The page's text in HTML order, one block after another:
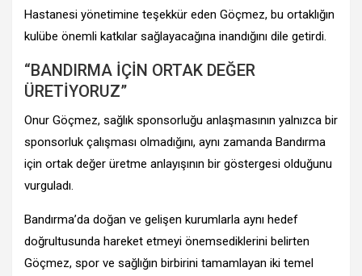
Hastanesi yönetimine teşekkür eden Göçmez, bu ortaklığın
kulübe önemli katkılar sağlayacağına inandığını dile getirdi.
“BANDIRMA İÇİN ORTAK DEĞER
ÜRETİYORUZ”
Onur Göçmez, sağlık sponsorluğu anlaşmasının yalnızca bir
sponsorluk çalışması olmadığını, aynı zamanda Bandırma
için ortak değer üretme anlayışının bir göstergesi olduğunu
vurguladı.
Bandırma’da doğan ve gelişen kurumlarla aynı hedef
doğrultusunda hareket etmeyi önemsediklerini belirten
Göçmez, spor ve sağlığın birbirini tamamlayan iki temel